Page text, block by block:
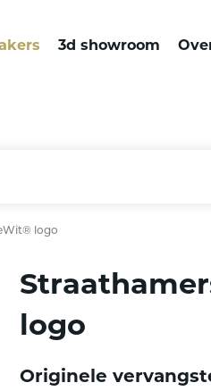
3d showroom
logo
logo
Originele